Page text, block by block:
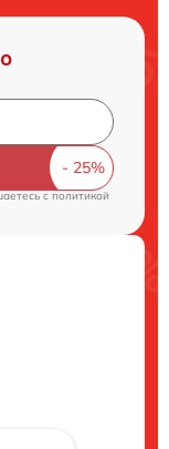
cполитикой